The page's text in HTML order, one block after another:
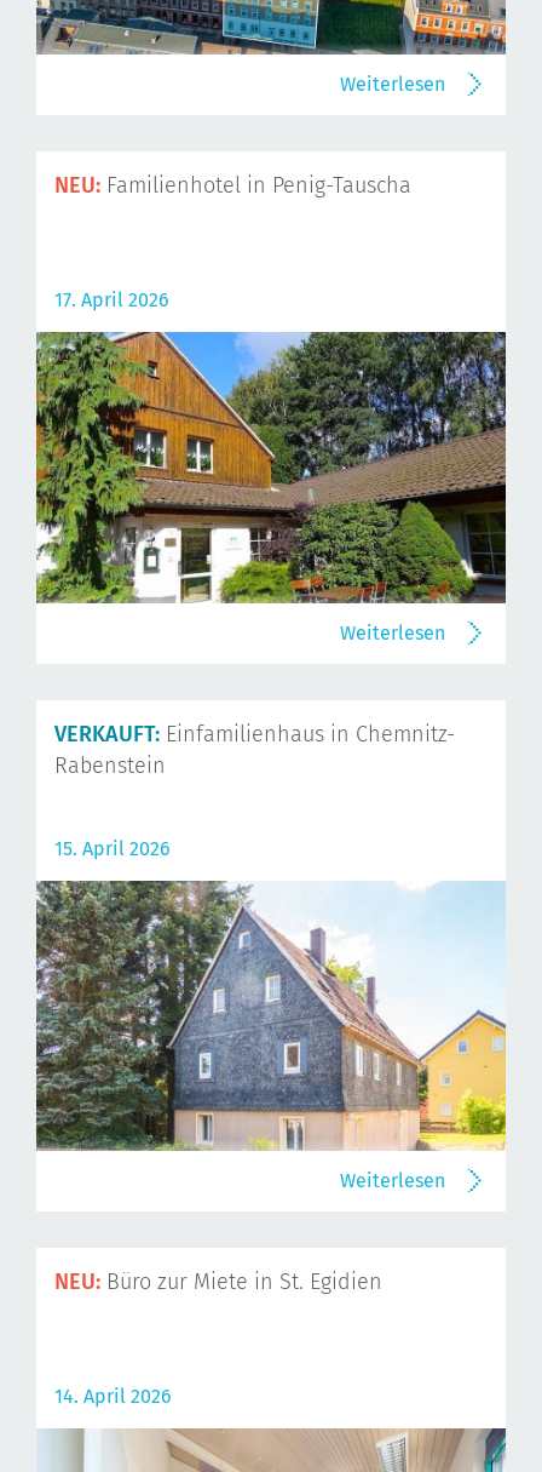
Weiterlesen
NEU: Familienhotel in Penig-Tauscha
17. April 2026
Weiterlesen
VERKAUFT: Einfamilienhaus in Chemnitz-
Rabenstein
15. April 2026
Weiterlesen
NEU: Büro zur Miete in St. Egidien
14. April 2026